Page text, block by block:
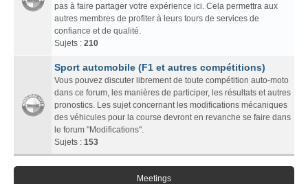
pas à faire partager votre expérience ici. Cela permettra aux
autres membres de profiter à leurs tours de services de
confiance et de qualité.
Sujets : 210
Sport automobile (F1 et autres compétitions)
Vous pouvez discuter librement de toute compétition auto-moto
dans ce forum, les manières de participer, les résultats et autres
pronostics. Les sujet concernant les modifications mécaniques
des véhicules pour la course devront en revanche se faire dans
le forum "Modifications".
Sujets : 153
Meetings